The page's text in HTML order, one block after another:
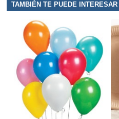
TAMBIÉN TE PUEDE INTERESAR